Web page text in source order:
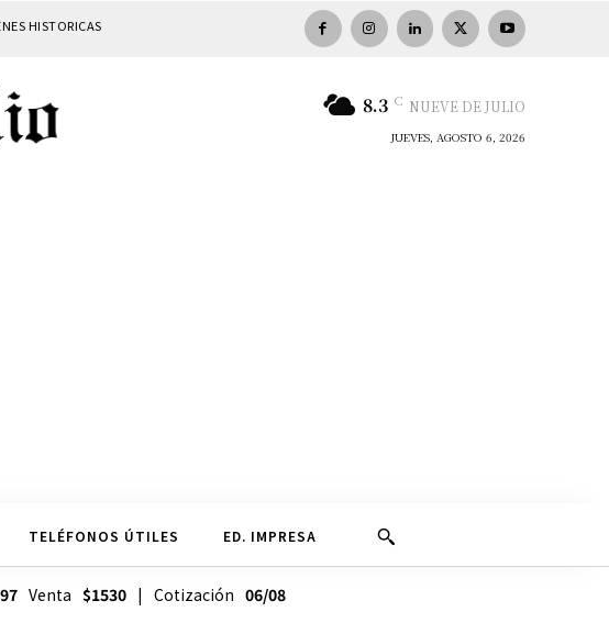
HISTORICAS
8.3 C NUEVE DE JULIO
JUEVES, AGOSTO 6, 2026
TELÉFONOS ÚTILES ED. IMPRESA
Venta $1530| Cotización 06/08